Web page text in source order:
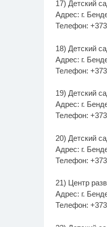
17) Детский
Адрес: г.
Телефон:
18) Детский
Адрес: г.
Телефон:
19) Детский
Адрес: г.
Телефон:
20) Детский
Адрес: г.
Телефон:
21) Центр
Адрес: г.
Телефон: